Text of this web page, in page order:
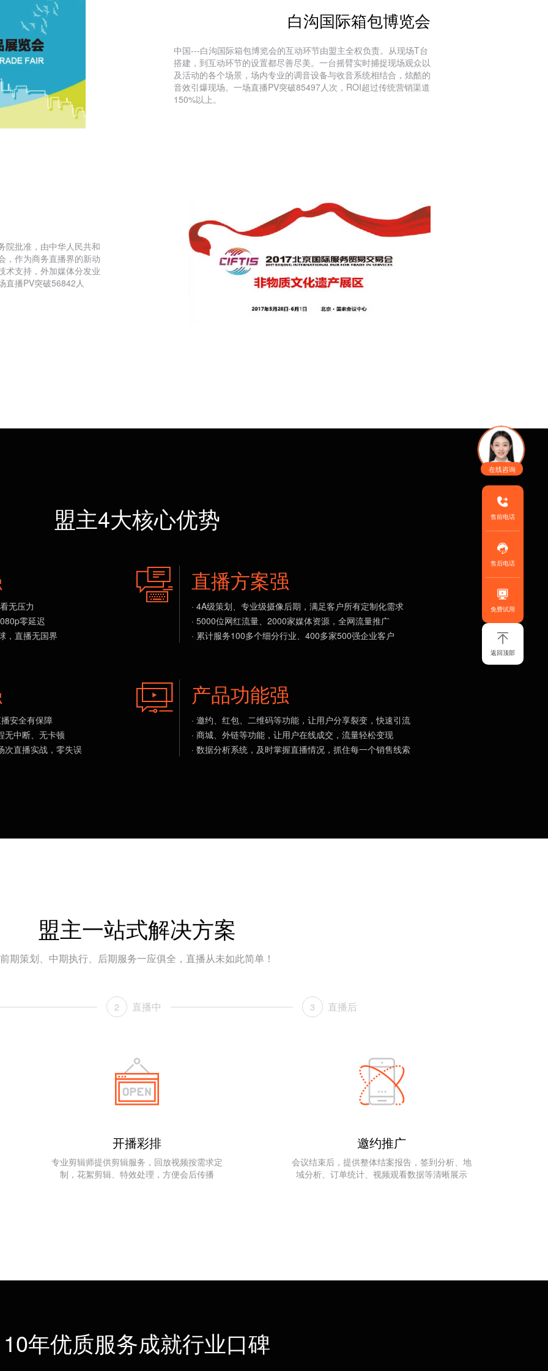
白沟国际箱包博览会
中国---白沟国际箱包博览会的互动环节由盟主全权负责。从现场T台
搭建，到互动环节的设置都尽善尽美。一台摇臂实时捕捉现场观众以
及活动的各个场景，场内专业的调音设备与收音系统相结合，炫酷的
音效引爆现场。一场直播PV突破85497人次，ROI超过传统营销渠道
150%以上。
院批准，由中华人民共和
，作为商务直播界的新动
术支持，外加媒体分发业
直播PV突破56842人
盟主4大核心优势
无压力
零延迟
，直播无国界
直播方案强
· 4A级策划、专业级摄像后期，满足客户所有定制化需求
· 5000位网红流量、2000家媒体资源，全网流量推广
· 累计服务100多个细分行业、400多家500强企业客户
安全有保障
无中断、无卡顿
次直播实战，零失误
产品功能强
· 邀约、红包、二维码等功能，让用户分享裂变，快速引流
· 商城、外链等功能，让用户在线成交，流量轻松变现
· 数据分析系统，及时掌握直播情况，抓住每一个销售线索
盟主一站式解决方案
前期策划、中期执行、后期服务一应俱全，直播从未如此简单！
2 直播中 3 直播后
开播彩排
专业剪辑师提供剪辑服务，回放视频按需求定
制，花絮剪辑、特效处理，方便会后传播
邀约推广
会议结束后，提供整体结案报告，签到分析、地
域分析、订单统计、视频观看数据等清晰展示
场签到方
样签到
条、淘宝、映客、爱奇艺等
主流媒体同步直播
实现线上视频接入
10年优质服务成就行业口碑
在线咨询
售前电话
售后电话
免费试用
返回顶部